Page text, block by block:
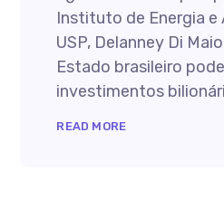
Instituto de Energia e
USP, Delanney Di
Estado brasileiro
investimentos
READ MORE